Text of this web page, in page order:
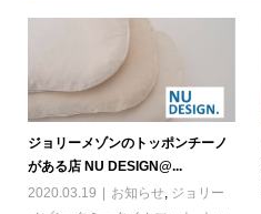
ジョリーメゾンのトッポンチーノ
がある店 NU DESIGN@...
2020.03.19
お知らせ ジョリー